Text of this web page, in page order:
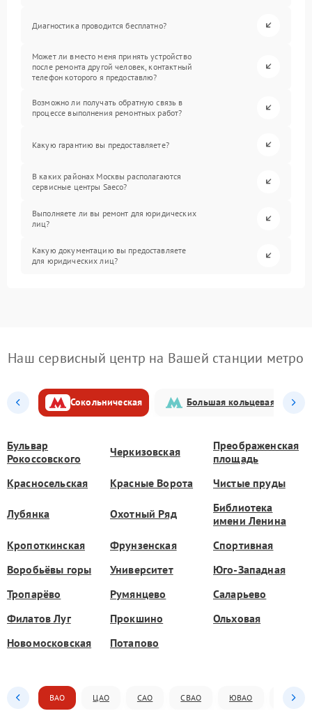
Диагностика проводится бесплатно?
Может ли вместо меня принять устройство
после ремонта другой человек, контактный
телефон которого я предоставлю?
Возможно ли получать обратную связь в
процессе выполнения ремонтных работ?
Какую гарантию вы предоставляете?
В каких районах Москвы располагаются
сервисные центры Saeco?
Выполняете ли вы ремонт для юридических
лиц?
Какую документацию вы предоставляете
для юридических лиц?
Наш сервисный центр на Вашей станции метро
Сокольническая Большая кольцевая
Бульвар
Рокоссовского
Черкизовская
Преображенская
площадь
Красносельская
Красные Ворота Чистые пруды
Лубянка Охотный Ряд
Библиотека
имени Ленина
Кропоткинская
Фрунзенская
Спортивная
Воробьёвы горы
Университет
Юго-Западная
Тропарёво
Румянцево
Саларьево
Филатов Луг
Прокшино
Ольховая
Новомосковская
Потапово
ВАО ЦАО САО СВАО ЮВАО ЮАО